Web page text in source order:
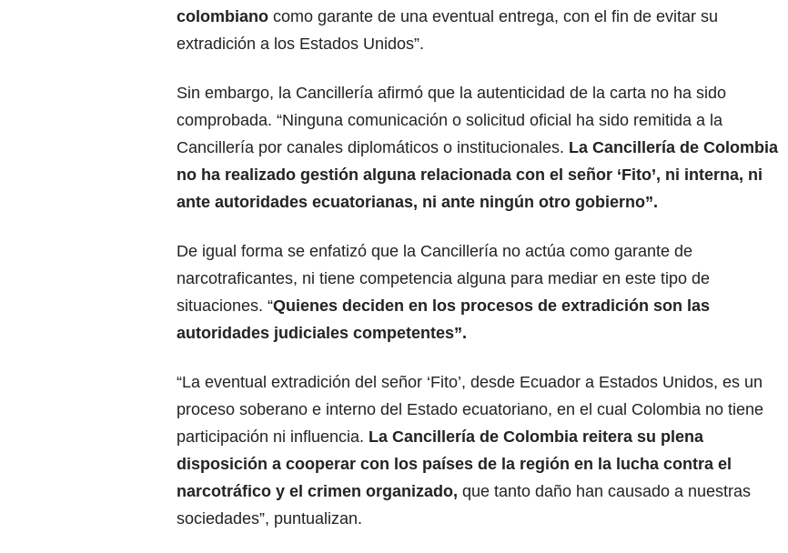
colombiano como garante de una eventual entrega, con el fin de evitar su
extradición a los Estados Unidos”.
Sin embargo, la Cancillería afirmó que la autenticidad de la carta no ha sido
comprobada. “Ninguna comunicación o solicitud oficial ha sido remitida a la
Cancillería por canales diplomáticos o institucionales. La Cancillería de Colombia
no ha realizado gestión alguna relacionada con el señor ‘Fito’, ni interna, ni
ante autoridades ecuatorianas, ni ante ningún otro gobierno”.
De igual forma se enfatizó que la Cancillería no actúa como garante de
narcotraficantes, ni tiene competencia alguna para mediar en este tipo de
situaciones. “Quienes deciden en los procesos de extradición son las
autoridades judiciales competentes”.
“La eventual extradición del señor ‘Fito’, desde Ecuador a Estados Unidos, es un
proceso soberano e interno del Estado ecuatoriano, en el cual Colombia no tiene
participación ni influencia. La Cancillería de Colombia reitera su plena
disposición a cooperar con los países de la región en la lucha contra el
narcotráfico y el crimen organizado, que tanto daño han causado a nuestras
sociedades”, puntualizan.